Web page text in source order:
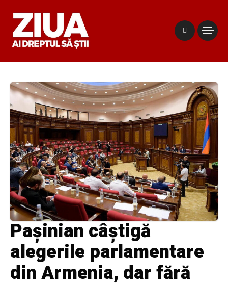
Pașinian câștigă
alegerile parlamentare
din Armenia, dar fără